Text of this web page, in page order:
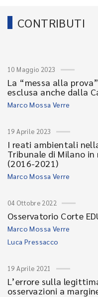
CONTRIBUTI
10 Maggio 2023
La “messa alla
esclusa anche dalla
Marco Mossa Verre
19 Aprile 2023
I reati ambientali
Tribunale di Milano
(2016-2021)
Marco Mossa Verre
04 Ottobre 2022
Osservatorio Corte
Marco Mossa Verre
Luca Pressacco
19 Aprile 2021
L’errore sulla
osservazioni a